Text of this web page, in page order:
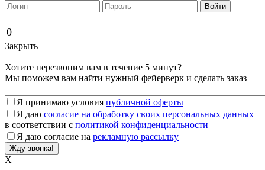
0
Закрыть
Хотите перезвоним вам в течение 5 минут?
Мы поможем вам найти нужный фейерверк и сделать заказ
Я принимаю условия публичной оферты
Я даю согласие на обработку своих персональных данных
в соответствии с политикой конфиденциальности
Я даю согласие на рекламную рассылку
X